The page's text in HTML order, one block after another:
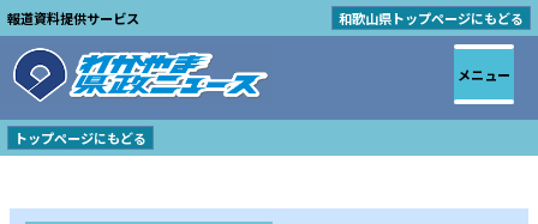
報道資料提供サービス 和歌山県トップページにもどる
トップページにもどる
メニュー